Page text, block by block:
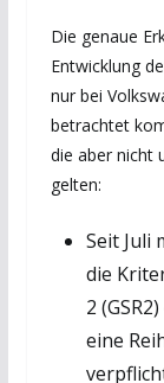
Die genaue
Entwicklung
nur bei
betrachtet
die aber nicht
gelten:
Seit Juli
die
2
eine